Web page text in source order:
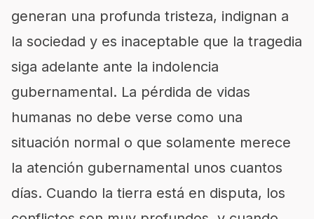
generan una profunda tristeza, indignan a
la sociedad y es inaceptable que la tragedia
siga adelante ante la indolencia
gubernamental. La pérdida de vidas
humanas no debe verse como una
situación normal o que solamente merece
la atención gubernamental unos cuantos
días. Cuando la tierra está en disputa, los